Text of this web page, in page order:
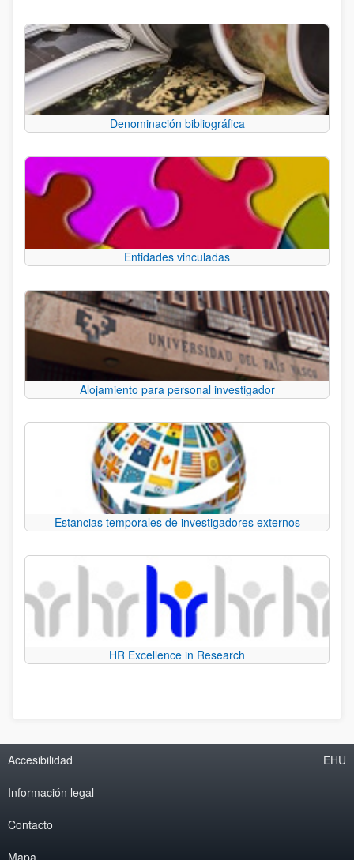
Denominación bibliográfica
Entidades vinculadas
Alojamiento para personal investigador
Estancias temporales de investigadores externos
HR Excellence in Research
Accesibilidad
Información legal
Contacto
EHU